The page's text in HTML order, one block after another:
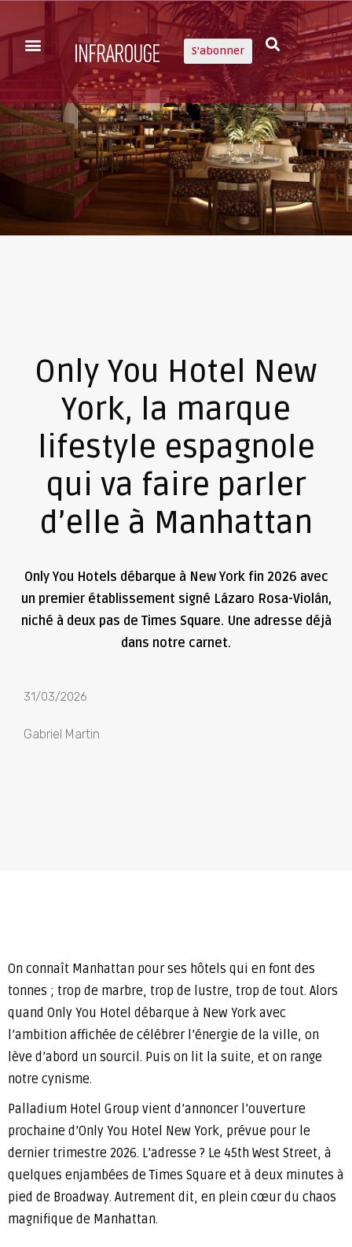
S'abonner
Only You Hotel New
York, la marque
lifestyle espagnole
qui va faire parler
d’elle à Manhattan
Only You Hotels débarque à New York fin 2026 avec
un premier établissement signé Lázaro Rosa-Violán,
niché à deux pas de Times Square. Une adresse déjà
dans notre carnet.
31/03/2026
Gabriel Martin
On connaît Manhattan pour ses hôtels qui en font des
tonnes ; trop de marbre, trop de lustre, trop de tout. Alors
quand Only You Hotel débarque à New York avec
l’ambition affichée de célébrer l’énergie de la ville, on
lève d’abord un sourcil. Puis on lit la suite, et on range
notre cynisme.
Palladium Hotel Group vient d’annoncer l’ouverture
prochaine d’Only You Hotel New York, prévue pour le
dernier trimestre 2026. L’adresse ? Le 45th West Street, à
quelques enjambées de Times Square et à deux minutes à
pied de Broadway. Autrement dit, en plein cœur du chaos
magnifique de Manhattan.